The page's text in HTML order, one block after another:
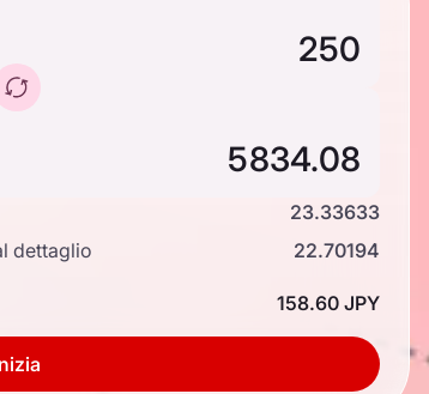
23.33633
dettaglio
22.70194
158.60 JPY